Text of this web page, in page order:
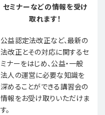
セミナーなどの情報を受け
取れます！
公益認定法改正など、最新の
法改正とその対応に関するセ
ミナーをはじめ、公益・一般
法人の運営に必要な知識を
深めることができる講習会の
情報をお受け取りいただけま
す。